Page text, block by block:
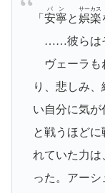
「 安寧
パン
と娯楽
サーカス
……彼らはそ
ヴェーラも
り、悲しみ
い自分に気
と戦うほど
れていた力は
った。アーシ